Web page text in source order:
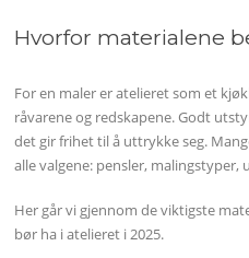
Hvorfor materialene
For en maler er atelieret som et
råvarene og redskapene. Godt
det gir frihet til å uttrykke seg.
alle valgene: pensler,
Her går vi gjennom de viktigste
bør ha i atelieret i 2025.